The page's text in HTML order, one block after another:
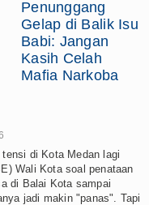
Penunggang
Gelap di Balik Isu
Babi: Jangan
Kasih Celah
Mafia Narkoba
di Kota Medan lagi
Wali Kota soal penataan
di Balai Kota sampai
jadi makin "panas". Tapi